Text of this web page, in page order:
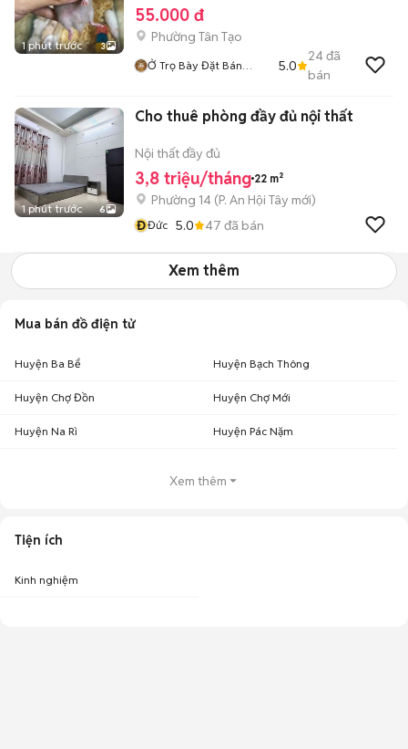
1 phút trước 3
55.000 đ
Phường Tân Tạo
Ở Trọ Bày Đặt Bán
5.0
24đã
bán
1 phút trước 6
Cho thuê phòng đầy đủ nội thất
Nội thất đầy đủ
3,8 triệu/tháng 22 m²
Phường 14 (P. An Hội Tây mới)
ĐĐức 5.0 47 đã bán
Xem thêm
Mua bán đồ điện tử
Huyện Ba Bể Huyện Bạch Thông
Huyện Chợ Đồn Huyện Chợ Mới
Huyện Na Rì Huyện Pác Nặm
Xem thêm
Tiện ích
Kinh nghiệm